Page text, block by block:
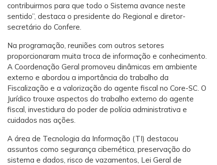
contribuirmos para que todo o Sistema avance neste
sentido”, destaca o presidente do Regional e diretor-
secretário do Confere.
Na programação, reuniões com outros setores
proporcionaram muita troca de informação e conhecimento.
A Coordenação Geral promoveu dinâmicas em ambiente
externo e abordou a importância do trabalho da
Fiscalização e a valorização do agente fiscal no Core-SC. O
Jurídico trouxe aspectos do trabalho externo do agente
fiscal, investidura do poder de polícia administrativa e
cuidados nas ações.
A área de Tecnologia da Informação (TI) destacou
assuntos como segurança cibernética, preservação do
sistema e dados, risco de vazamentos, Lei Geral de